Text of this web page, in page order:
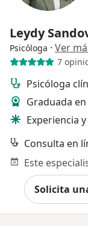
Leydy
Psicóloga · Ver
7
Psicóloga
Graduada
Experiencia
Consulta en
Solicita